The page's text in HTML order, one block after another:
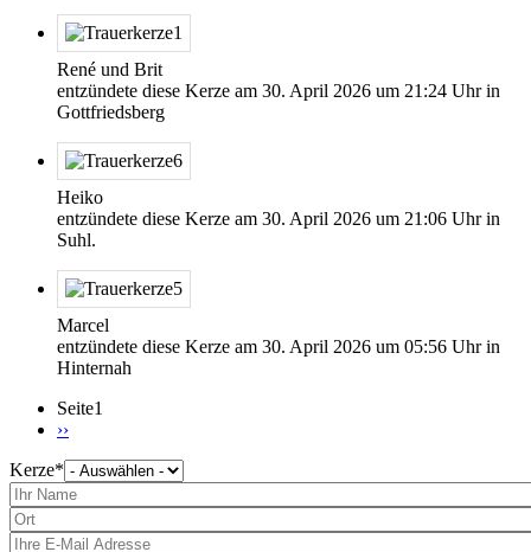
René und Brit
entzündete diese Kerze am 30. April 2026 um 21:24 Uhr in
Gottfriedsberg
Heiko
entzündete diese Kerze am 30. April 2026 um 21:06 Uhr in
Suhl.
Marcel
entzündete diese Kerze am 30. April 2026 um 05:56 Uhr in
Hinternah
Seite1
Nächste
››
Kerze
wählen
Sie